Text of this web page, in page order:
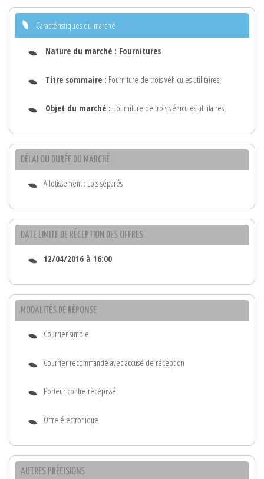
Caractéristiques du marché
Nature du marché : Fournitures
Titre sommaire : Fourniture de trois véhicules utilitaires
Objet du marché : Fourniture de trois véhicules utilitaires
DÉLAI OU DURÉE DU MARCHÉ
Allotissement : Lots séparés
DATE LIMITE DE RÉCEPTION DES OFFRES
12/04/2016 à 16:00
MODALITÉS DE RÉPONSE
Courrier simple
Courrier recommandé avec accusé de réception
Porteur contre récépissé
Offre électronique
AUTRES PRÉCISIONS